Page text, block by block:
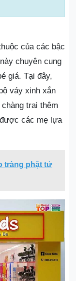
của các bậc
chuyên cung
giá. Tại đây,
váy xinh xắn
trai thêm
các mẹ lựa
tràng phật tử